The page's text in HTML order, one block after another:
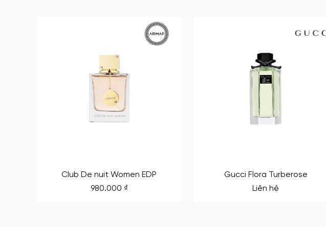
Club De nuit Women EDP
980.000 ₫
Gucci Flora Turberose
Liên hệ